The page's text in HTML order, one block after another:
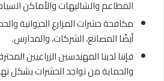
المطاعم والشاليهات والأماكن
مكافحة حشرات المزارع الحيوانية
أيضًا المصانع، الشركات، والمدارس.
فإننا لدينا المهندسين الزراعيين
والحماية من تواجد الحشرات بشكل